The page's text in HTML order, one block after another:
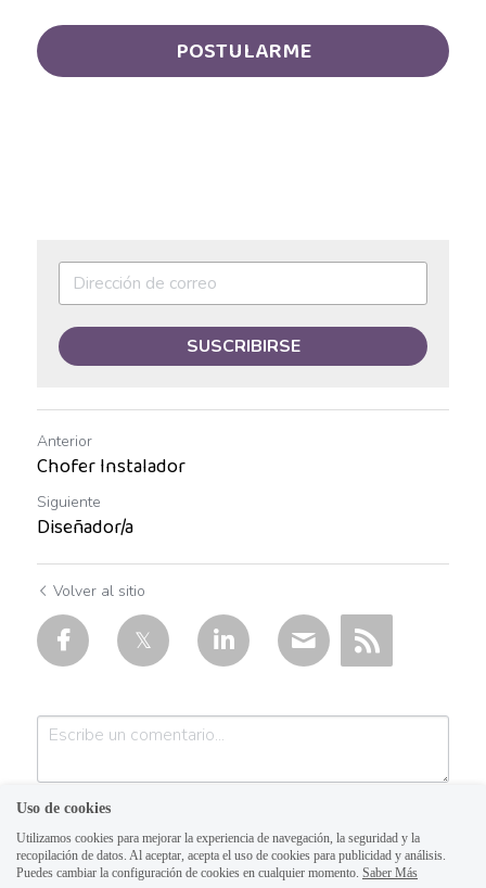
Auxiliar de producción
Auxiliar en mantenimiento
Auxiliar en sistemas
Auxiliar operativo de almacén
Avenida Ignacio
Avenida Vallarta
Ayudante de labores varias
Ayudante de reparto
Ayudante general de almacén
Ayudante general de reparto
POSTULARME
SUSCRIBIRSE
Anterior
Chofer Instalador
Siguiente
Diseñador/a
Volver al sitio
Uso de cookies
Utilizamos cookies para mejorar la experiencia de navegación, la seguridad y la
recopilación de datos. Al aceptar, acepta el uso de cookies para publicidad y análisis.
Puedes cambiar la configuración de cookies en cualquier momento. Saber Más